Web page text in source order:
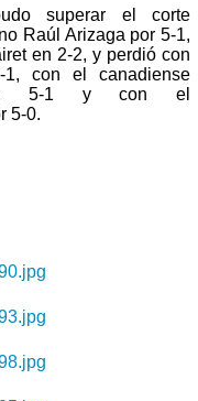
superar el corte
Raúl Arizaga por 5-1,
en 2-2, y perdió con
con el canadiense
5-1 y con el
5-0.